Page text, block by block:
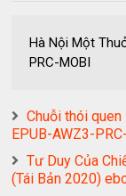
Hà Nội Một
PRC-MOBI
Chuỗi thói
EPUB-AWZ3-
Tư Duy Của
(Tái Bản 2020)